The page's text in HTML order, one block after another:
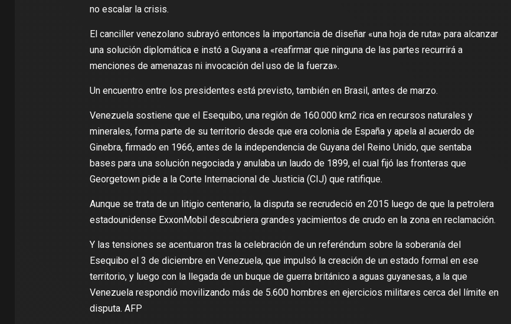
no escalar la crisis.
El canciller venezolano subrayó entonces la importancia de diseñar «una hoja de ruta» para alcanzar
una solución diplomática e instó a Guyana a «reafirmar que ninguna de las partes recurrirá a
menciones de amenazas ni invocación del uso de la fuerza».
Un encuentro entre los presidentes está previsto, también en Brasil, antes de marzo.
Venezuela sostiene que el Esequibo, una región de 160.000 km2 rica en recursos naturales y
minerales, forma parte de su territorio desde que era colonia de España y apela al acuerdo de
Ginebra, firmado en 1966, antes de la independencia de Guyana del Reino Unido, que sentaba
bases para una solución negociada y anulaba un laudo de 1899, el cual fijó las fronteras que
Georgetown pide a la Corte Internacional de Justicia (CIJ) que ratifique.
Aunque se trata de un litigio centenario, la disputa se recrudeció en 2015 luego de que la petrolera
estadounidense ExxonMobil descubriera grandes yacimientos de crudo en la zona en reclamación.
Y las tensiones se acentuaron tras la celebración de un referéndum sobre la soberanía del
Esequibo el 3 de diciembre en Venezuela, que impulsó la creación de un estado formal en ese
territorio, y luego con la llegada de un buque de guerra británico a aguas guyanesas, a la que
Venezuela respondió movilizando más de 5.600 hombres en ejercicios militares cerca del límite en
disputa. AFP